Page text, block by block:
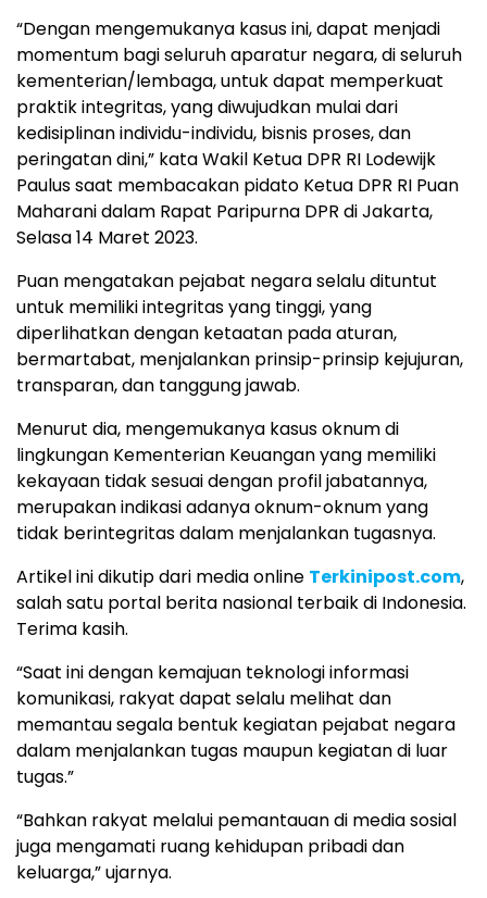
“Dengan mengemukanya kasus ini, dapat menjadi
momentum bagi seluruh aparatur negara, di seluruh
kementerian/lembaga, untuk dapat memperkuat
praktik integritas, yang diwujudkan mulai dari
kedisiplinan individu-individu, bisnis proses, dan
peringatan dini,” kata Wakil Ketua DPR RI Lodewijk
Paulus saat membacakan pidato Ketua DPR RI Puan
Maharani dalam Rapat Paripurna DPR di Jakarta,
Selasa 14 Maret 2023.
Puan mengatakan pejabat negara selalu dituntut
untuk memiliki integritas yang tinggi, yang
diperlihatkan dengan ketaatan pada aturan,
bermartabat, menjalankan prinsip-prinsip kejujuran,
transparan, dan tanggung jawab.
Menurut dia, mengemukanya kasus oknum di
lingkungan Kementerian Keuangan yang memiliki
kekayaan tidak sesuai dengan profil jabatannya,
merupakan indikasi adanya oknum-oknum yang
tidak berintegritas dalam menjalankan tugasnya.
Artikel ini dikutip dari media online Terkinipost.com,
salah satu portal berita nasional terbaik di Indonesia.
Terima kasih.
“Saat ini dengan kemajuan teknologi informasi
komunikasi, rakyat dapat selalu melihat dan
memantau segala bentuk kegiatan pejabat negara
dalam menjalankan tugas maupun kegiatan di luar
tugas.”
“Bahkan rakyat melalui pemantauan di media sosial
juga mengamati ruang kehidupan pribadi dan
keluarga,” ujarnya.